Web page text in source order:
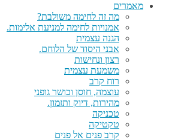
מאמרים
מה זה לחימה משולבת?
אמנויות לחימה למניעת אלימות.
הגנה עצמית
אבני היסוד של הלוחם.
רצון ונחישות
משמעת עצמית
רוח קרב
עוצמה, חוסן וכושר גופני
מהירות, דיוק ותזמון.
טכניקה
טקטיקה
קרב פנים אל פנים